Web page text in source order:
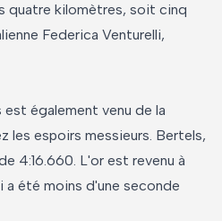
quatre kilomètres, soit cinq
Federica Venturelli,
également venu de la
les espoirs messieurs. Bertels,
4:16.660. L'or est revenu à
a été moins d'une seconde